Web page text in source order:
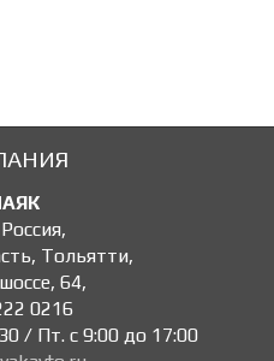
Россия,
Тольятти,
64,
0216
/ Пт. с 9:00 до 17:00